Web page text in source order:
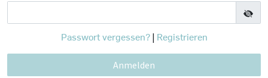
Passwort vergessen?| Registrieren
Anmelden